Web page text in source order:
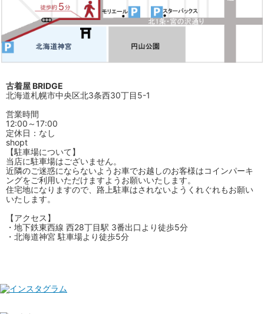
古着屋 BRIDGE
北海道札幌市中央区北3条西30丁目5-1
営業時間
12:00～17:00
定休日：なし
shopt
【駐車場について】
当店に駐車場はございません。
近隣のご迷惑にならないようお車でお越しのお客様はコインパーキ
ングをご利用いただけますようお願いいたします。
住宅地になりますので、路上駐車はされないようくれぐれもお願い
いたします。
【アクセス】
・地下鉄東西線 西28丁目駅 3番出口より徒歩5分
・北海道神宮 駐車場より徒歩5分